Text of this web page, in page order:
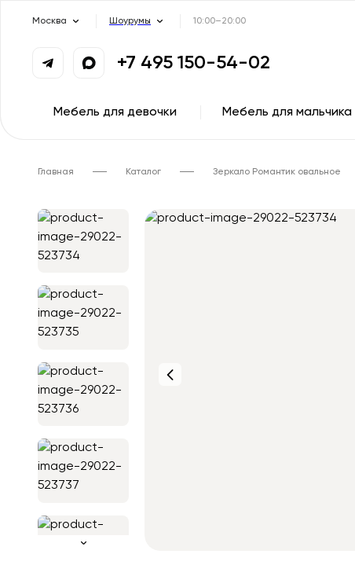
Москва Шоурумы 10:00–20:00
+7 495 150-54-02
Мебель для девочки Мебель для мальчика
Главная Каталог Зеркало Романтик овальное